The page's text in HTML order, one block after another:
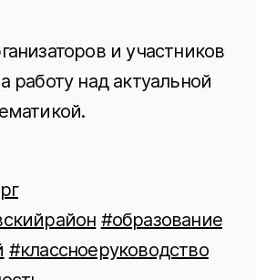
и участников
работу над актуальной
#образование
#классноеруководство